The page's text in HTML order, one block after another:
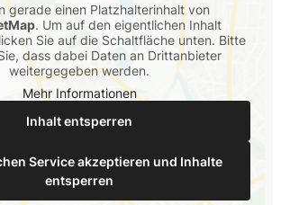
gerade einen Platzhalterinhalt von
. Um auf den eigentlichen Inhalt
Sie auf die Schaltfläche unten. Bitte
dass dabei Daten an Drittanbieter
weitergegeben werden.
Mehr Informationen
Inhalt entsperren
Service akzeptieren und Inhalte
entsperren